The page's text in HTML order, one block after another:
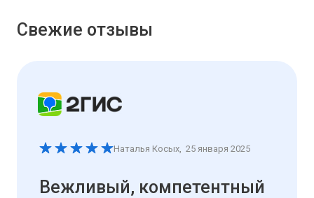
Свежие отзывы
Наталья Косых 25 января 2025
Вежливый, компетентный